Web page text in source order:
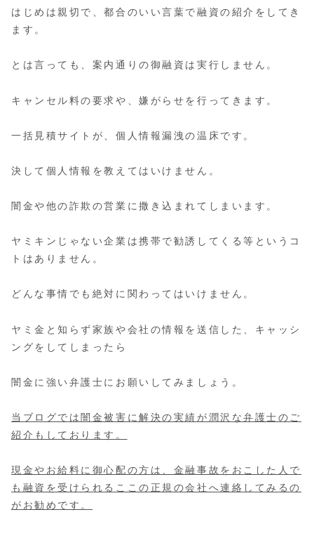
はじめは親切で、都合のいい言葉で融資の紹介をしてき
ます。
とは言っても、案内通りの御融資は実行しません。
キャンセル料の要求や、嫌がらせを行ってきます。
一括見積サイトが、個人情報漏洩の温床です。
決して個人情報を教えてはいけません。
闇金や他の詐欺の営業に撒き込まれてしまいます。
ヤミキンじゃない企業は携帯で勧誘してくる等というコ
トはありません。
どんな事情でも絶対に関わってはいけません。
ヤミ金と知らず家族や会社の情報を送信した、キャッシ
ングをしてしまったら
闇金に強い弁護士にお願いしてみましょう。
当ブログでは闇金被害に解決の実績が潤沢な弁護士のご
紹介もしております。
現金やお給料に御心配の方は、金融事故をおこした人で
も融資を受けられるここの正規の会社へ連絡してみるの
がお勧めです。